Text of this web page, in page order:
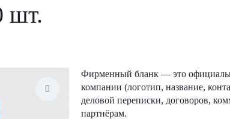
шт.
Фирменный бланк — это
компании (логотип, название,
деловой переписки, договоров,
партнёрам.